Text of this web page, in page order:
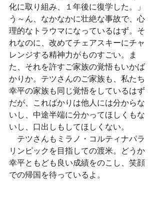
化に取り組み、１年後に復学した。」
う～ん、なかなかに壮絶な事故で、心
理的なトラウマになっているはず。そ
れなのに、改めてチェアスキーにチャ
レンジする精神力がものすごい。ま
た、それを許すご家族の覚悟もいかば
かりか。テツさんのご家族も、私たち
幸平の家族も同じ覚悟をしているはず
だが、こればかりは他人には分からな
いし、中途半端に分かってほしくもな
いし、口出しもしてほしくない。
テツさんもミラノ・コルティナパラ
リンピックを目指しての渡米。どうか
幸平ともども良い成績をのこし、笑顔
での帰国を待っているよ。